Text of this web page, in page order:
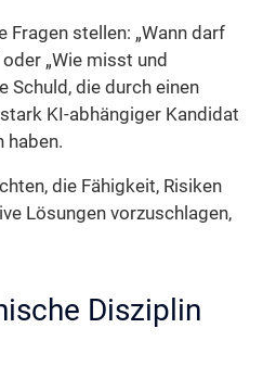
Fragen stellen: „Wann darf
„Wie misst und
Schuld, die durch einen
KI-abhängiger Kandidat
haben.
die Fähigkeit, Risiken
Lösungen vorzuschlagen,
Disziplin